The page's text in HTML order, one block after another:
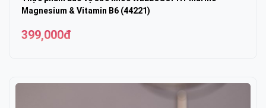
Magnesium & Vitamin B6 (44221)
399,000đ